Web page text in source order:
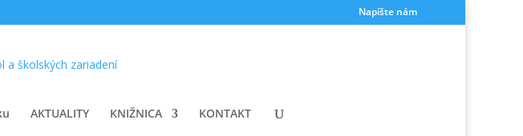
Napíšte nám
AKTUALITY KNIŽNICA KONTAKT